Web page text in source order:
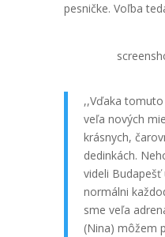
pesničke. Voľba
,,Vďaka
veľa nových
krásnych,
dedinkách.
videli
normálni
sme veľa
(Nina) môžem